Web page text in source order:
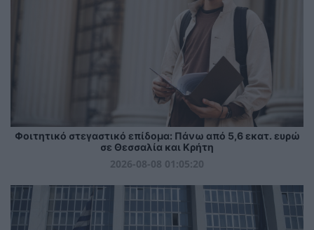
Φοιτητικό στεγαστικό επίδομα: Πάνω από 5,6 εκατ. ευρώ
σε Θεσσαλία και Κρήτη
2026-08-08 01:05:20